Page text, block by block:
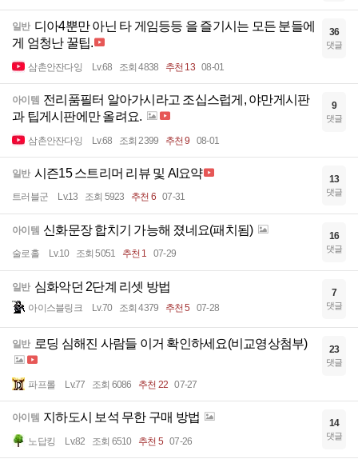
일반 디아4뿐만 아닌 타 게임등등 을 즐기시는 모든 분들에
게 엄청난 꿀팁.
삼촌안잔다잉 Lv.68 조회 4838 추천 13 08-01
36
댓글
아이템 전리품필터 알아가시라고 조십스럽게, 야만게시판
과 팁게시판에만 올려요.
삼촌안잔다잉 Lv.68 조회 2399 추천 9 08-01
9
댓글
일반 시즌15 스트리머 리뷰 및 AI요약
트러블군 Lv.13 조회 5923 추천 6 07-31
13
댓글
아이템 신화문장 합치기 가능해 졌네요(패치됨)
술로홀 Lv.10 조회 5051 추천 1 07-29
16
댓글
일반 심화악던 2단계 리셋 방법
아이스블링크 Lv.70 조회 4379 추천 5 07-28
7
댓글
일반 로딩 심해진 사람들 이거 확인하세요(비교영상첨부)
파프롤 Lv.77 조회 6086 추천 22 07-27
23
댓글
아이템 지하도시 보석 무한 구매 방법
노답킹 Lv.82 조회 6510 추천 5 07-26
14
댓글